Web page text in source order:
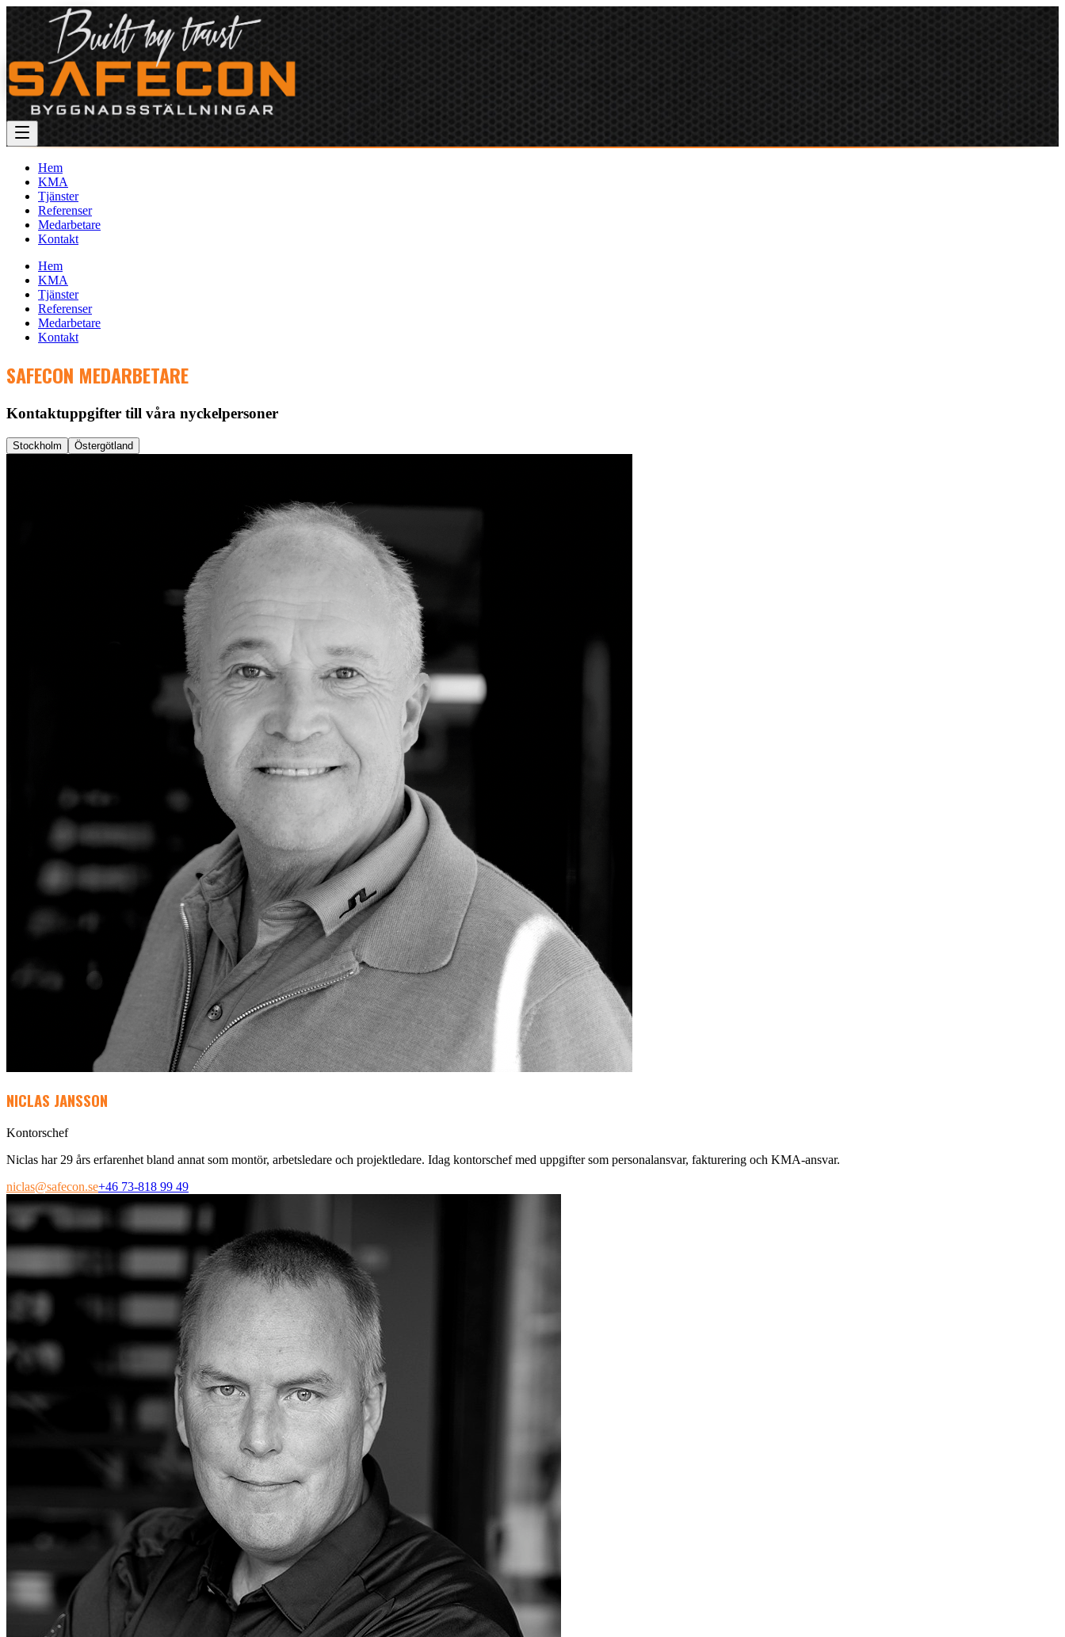
Hem
KMA
Tjänster
Referenser
Medarbetare
Kontakt
Hem
KMA
Tjänster
Referenser
Medarbetare
Kontakt
SAFECON MEDARBETARE
Kontaktuppgifter till våra nyckelpersoner
Stockholm Östergötland
NICLAS JANSSON
Kontorschef
Niclas har 29 års erfarenhet bland annat som montör, arbetsledare och projektledare. Idag kontorschef med uppgifter som personalansvar, fakturering och KMA-ansvar.
niclas@safecon.se+46 73-818 99 49